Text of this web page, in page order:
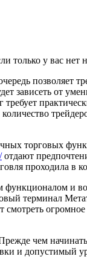
только у вас нет
позволяет
зависеть от
торговых
отдают
проходила в
функционалом и
терминал
чем
и допустимый